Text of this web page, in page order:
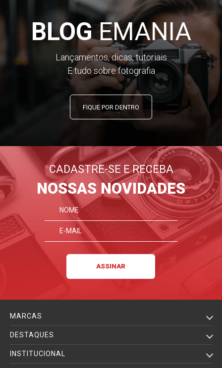
BLOGEMANIA
Lançamentos, dicas, tutoriais
E tudo sobre fotografia
FIQUE POR DENTRO
CADASTRE-SE E RECEBA
NOSSAS NOVIDADES
MARCAS
DESTAQUES
INSTITUCIONAL